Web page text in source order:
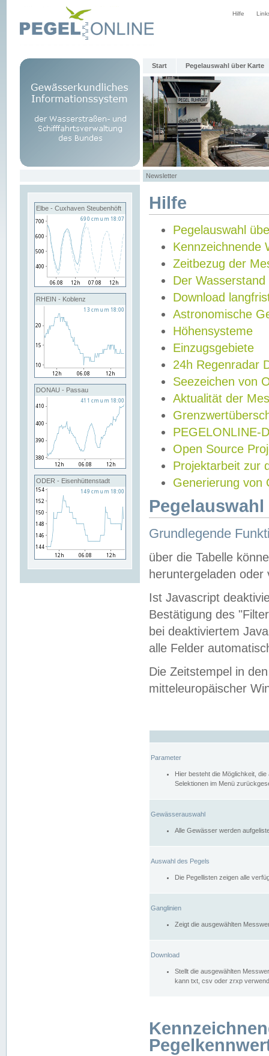
Hilfe
Start Pegelauswahl über Karte
Newsletter
Elbe - Cuxhaven Steubenhöft
RHEIN - Koblenz
DONAU - Passau
ODER - Eisenhüttenstadt
Hilfe
Pegelauswahl
Kennzeichnende
Zeitbezug der
Der Wasserstand
Download
Astronomische
Höhensysteme
Einzugsgebiete
24h Regenradar
Seezeichen von
Aktualität der
PEGELONLINE-
Open Source
Projektarbeit zur
Generierung von
Grundlegende
über die Tabelle
heruntergeladen oder
Ist Javascript
Bestätigung des
bei deaktiviertem
alle Felder
Die Zeitstempel in
mitteleuropäischer
Parameter
Hier besteht die Möglichkeit,
Selektionen im Menü
Gewässerauswahl
Alle Gewässer werden
Auswahl des Pegels
Die Pegellisten zeigen alle
Ganglinien
Zeigt die ausgewählten
Download
Stellt die ausgewählten
kann txt, csv oder zrxp